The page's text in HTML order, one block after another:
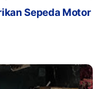
Sepeda Motor